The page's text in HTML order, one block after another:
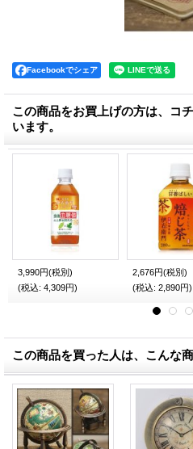
Facebookでシェア
この商品をお買上げの方は、コ
います。
3,990円(税別)
(税込: 4,309円)
2,676円(税別)
(税込: 2,890円)
この商品を買った人は、こんな